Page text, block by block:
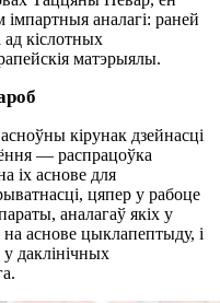
аналагі: раней
ад кіслотных
матэрыялы.
кірунак дзейнасці
— распрацоўка
іх аснове для
цяпер у рабоце
аналагаў якіх у
на аснове цыклапептыду, і
даклінічных